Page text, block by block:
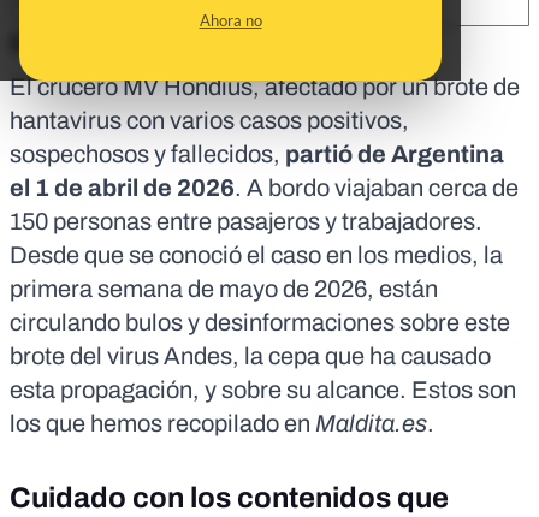
Ahora no
El crucero MV Hondius, afectado porun brote de
hantavirus con varios casos positivos,
sospechosos y fallecidos, partió de Argentina
el 1 de abril de 2026. A bordo viajaban cerca de
150 personas entre pasajeros y trabajadores.
Desde que se conoció el caso en los medios, la
primera semana de mayo de 2026, están
circulando bulos y desinformaciones sobre este
brote del virus Andes, la cepa que ha causado
esta propagación, y sobre su alcance. Estos son
los que hemos recopilado en Maldita.es.
Cuidado con los contenidos que